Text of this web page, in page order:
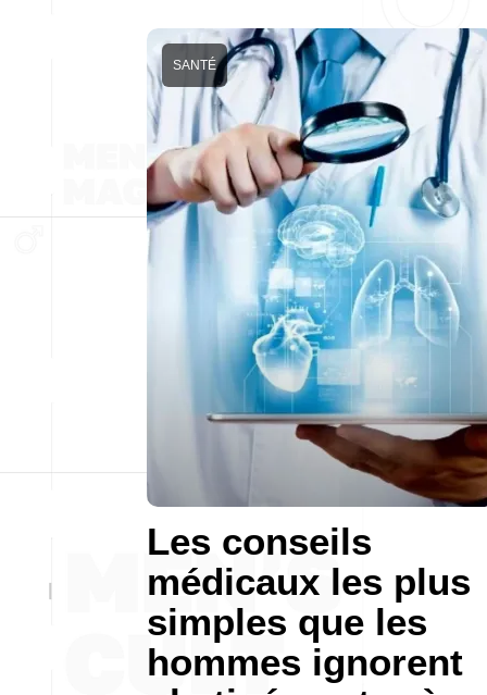
Les conseils
médicaux les plus
simples que les
hommes ignorent
SANTÉ